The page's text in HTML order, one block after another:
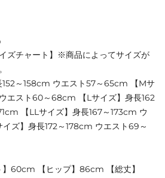
ズチャート】※商品によってサイズが
152～158cm ウエスト57～65cm 【Mサ
エスト60～68cm 【Lサイズ】身長162
【LLサイズ】身長167～173cm ウ
ズ】身長172～178cm ウエスト69～
】60cm 【ヒップ】86cm 【総丈】